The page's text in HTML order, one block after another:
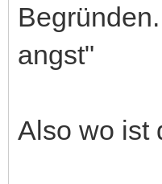
angst"
Also wo ist